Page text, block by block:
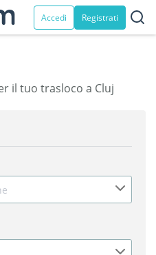
Accedi Registrati
il tuo trasloco a Cluj